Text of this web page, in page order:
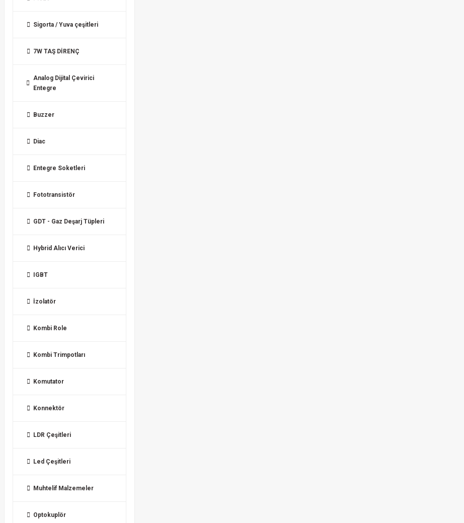
Sigorta / Yuva çeşitleri
7W TAŞ DİRENÇ
Analog Dijital Çevirici
Entegre
Buzzer
Diac
Entegre Soketleri
Fototransistör
GDT - Gaz Deşarj Tüpleri
Hybrid Alıcı Verici
IGBT
İzolatör
Kombi Role
Kombi Trimpotları
Komutator
Konnektör
LDR Çeşitleri
Led Çeşitleri
Muhtelif Malzemeler
Optokuplör